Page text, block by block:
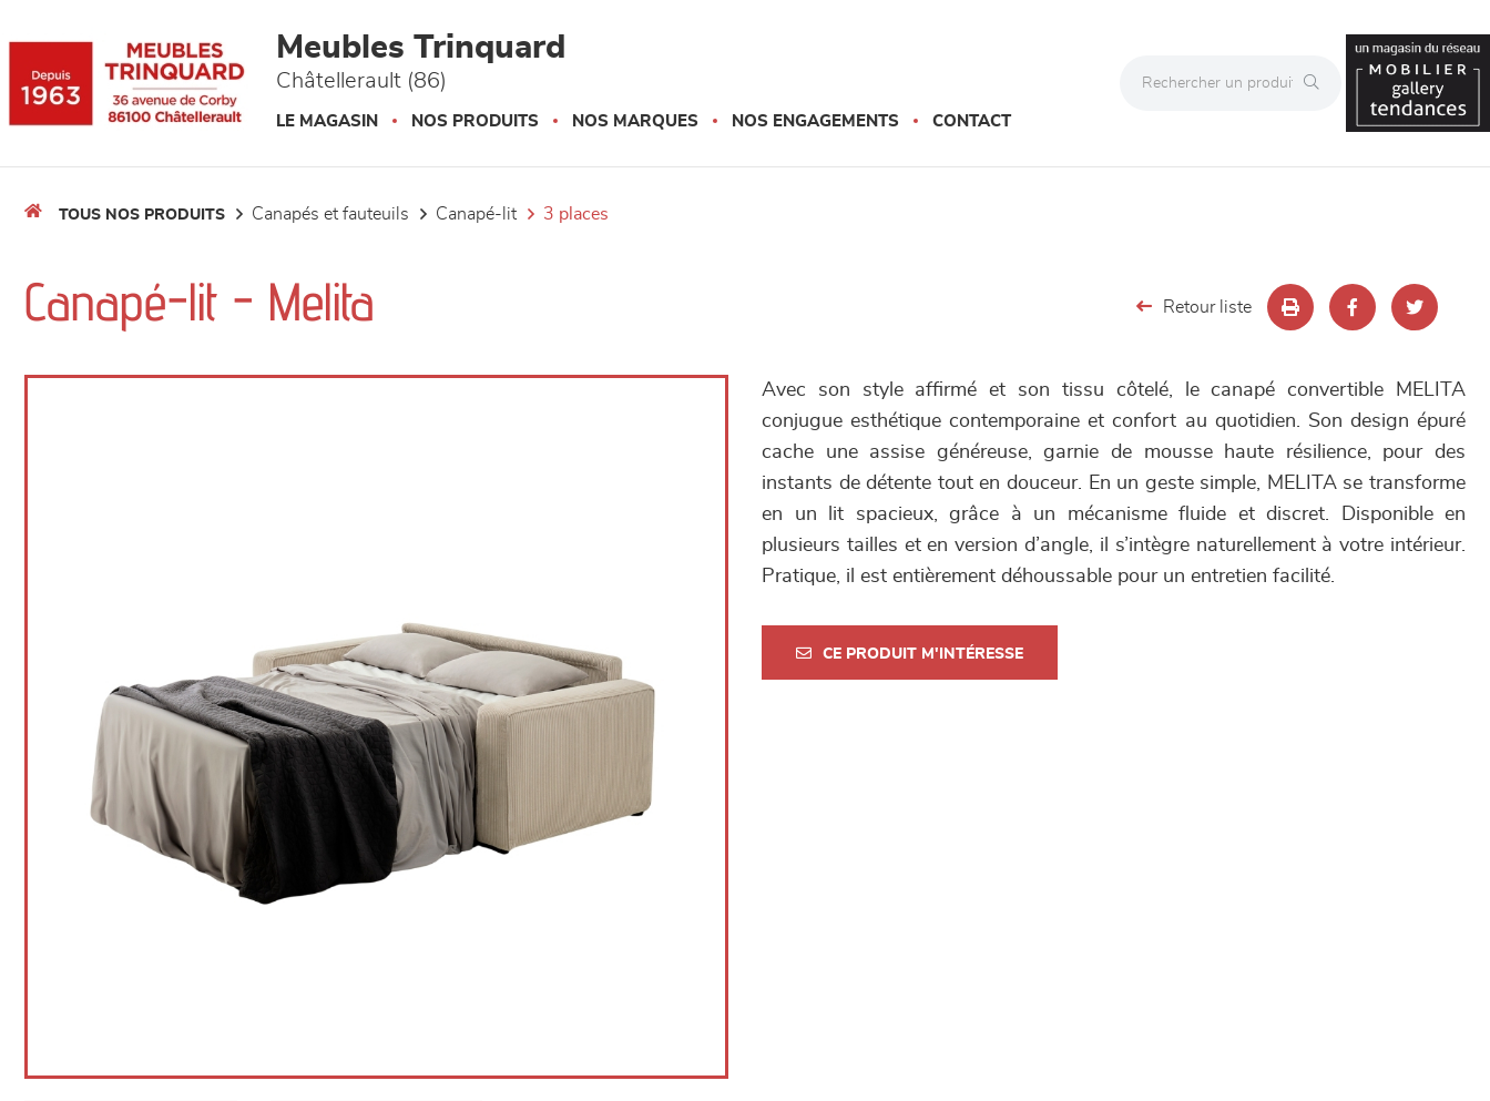
Meubles Trinquard
Châtellerault (86)
LE MAGASIN NOS PRODUITS NOS MARQUES NOS ENGAGEMENTS CONTACT
TOUS NOS PRODUITS canapés et fauteuils canapé-lit 3 places
Canapé-lit - Melita Retour liste
Avec son style affirmé et son tissu côtelé, le canapé convertible MELITA
conjugue esthétique contemporaine et confort au quotidien. Son design épuré
cache une assise généreuse, garnie de mousse haute résilience, pour des
instants de détente tout en douceur. En un geste simple, MELITA se transforme
en un lit spacieux, grâce à un mécanisme fluide et discret. Disponible en
plusieurs tailles et en version d’angle, il s’intègre naturellement à votre intérieur.
Pratique, il est entièrement déhoussable pour un entretien facilité.
CE PRODUIT M'INTÉRESSE